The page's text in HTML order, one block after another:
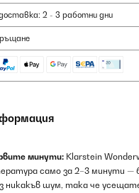
2 - 3 работни дни
минути: Klarstein
само за 2–3 минути —
никакъв шум, така че